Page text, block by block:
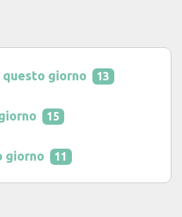
giorno 13
15
giorno 11